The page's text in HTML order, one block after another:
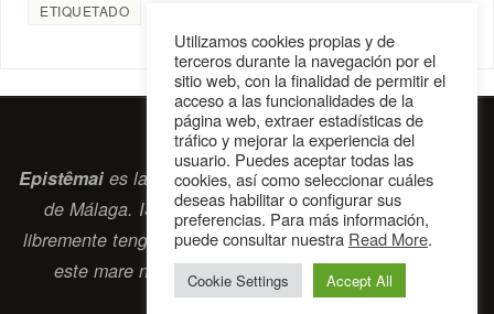
ETIQUETADO
Epistêmaies la revista digital de la Sociedad Erasmiana
de Málaga. ISSN 2697-2468. Bienvenidos cuantos
libremente tengan algo que intercambiar navegando por
este mare nostrumque es el océano erasmiano.
contacto@epistemai.es
Utilizamos cookies propias y de
terceros durante la navegación por el
sitio web, con la finalidad de permitir el
acceso a las funcionalidades de la
página web, extraer estadísticas de
tráfico y mejorar la experiencia del
usuario. Puedes aceptar todas las
cookies, así como seleccionar cuáles
deseas habilitar o configurar sus
preferencias. Para más información,
puede consultar nuestra Read More.
Cookie Settings Accept All